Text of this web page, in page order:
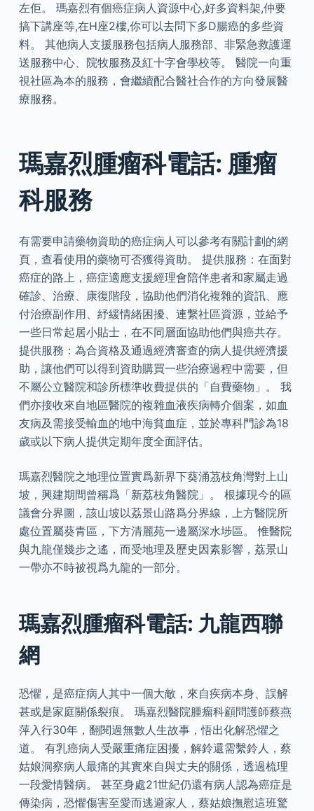
左佢。 瑪嘉烈有個癌症病人資源中心,好多資料架,仲要
搞下講座等,在H座2樓,你可以去問下多D腸癌的多些資
料。 其他病人支援服務包括病人服務部、非緊急救護運
送服務中心、院牧服務及紅十字會學校等。 醫院一向重
視社區為本的服務，會繼續配合醫社合作的方向發展醫
療服務。
瑪嘉烈腫瘤科電話: 腫瘤
科服務
有需要申請藥物資助的癌症病人可以參考有關計劃的網
頁，查看使用的藥物可否獲得資助。 提供服務：在面對
癌症的路上，癌症適應支援經理會陪伴患者和家屬走過
確診、治療、康復階段，協助他們消化複雜的資訊、應
付治療副作用、紓緩情緒困擾、連繫社區資源，並給予
一些日常起居小貼士，在不同層面協助他們與癌共存。
提供服務：為合資格及通過經濟審查的病人提供經濟援
助，讓他們可以得到資助購買一些治療過程中需要，但
不屬公立醫院和診所標準收費提供的「自費藥物」。 我
們亦接收來自地區醫院的複雜血液疾病轉介個案，如血
友病及需接受輸血的地中海貧血症，並於專科門診為18
歲或以下病人提供定期年度全面評估。
瑪嘉烈醫院之地理位置實爲新界下葵涌茘枝角灣對上山
坡，興建期間曾稱爲「新荔枝角醫院」。 根據現今的區
議會分界圖，該山坡以荔景山路爲分界線，上方醫院所
處位置屬葵青區，下方清麗苑一邊屬深水埗區。 惟醫院
與九龍僅幾步之遙，而受地理及歷史因素影響，荔景山
一帶亦不時被視爲九龍的一部分。
瑪嘉烈腫瘤科電話: 九龍西聯
網
恐懼，是癌症病人其中一個大敵，來自疾病本身、誤解
甚或是家庭關係裂痕。 瑪嘉烈醫院腫瘤科顧問護師蔡燕
萍入行30年，翻閱過無數人生故事，悟出化解恐懼之
道。 有乳癌病人受嚴重痛症困擾，解鈴還需繫鈴人，蔡
姑娘洞察病人最痛的其實來自與丈夫的關係，透過梳理
一段愛情醫病。 甚至身處21世紀仍還有病人認為癌症是
傳染病，恐懼傷害至愛而逃避家人，蔡姑娘撫慰這班驚